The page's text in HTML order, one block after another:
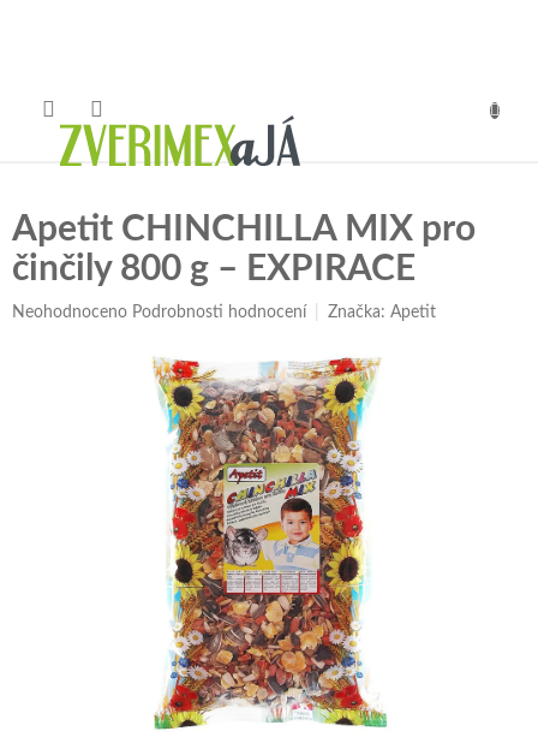
Apetit CHINCHILLA MIX pro
činčily 800 g –⁠ ⁠EXPIRACE
Průměrné
Neohodnoceno Podrobnosti hodnocení Značka:Apetit